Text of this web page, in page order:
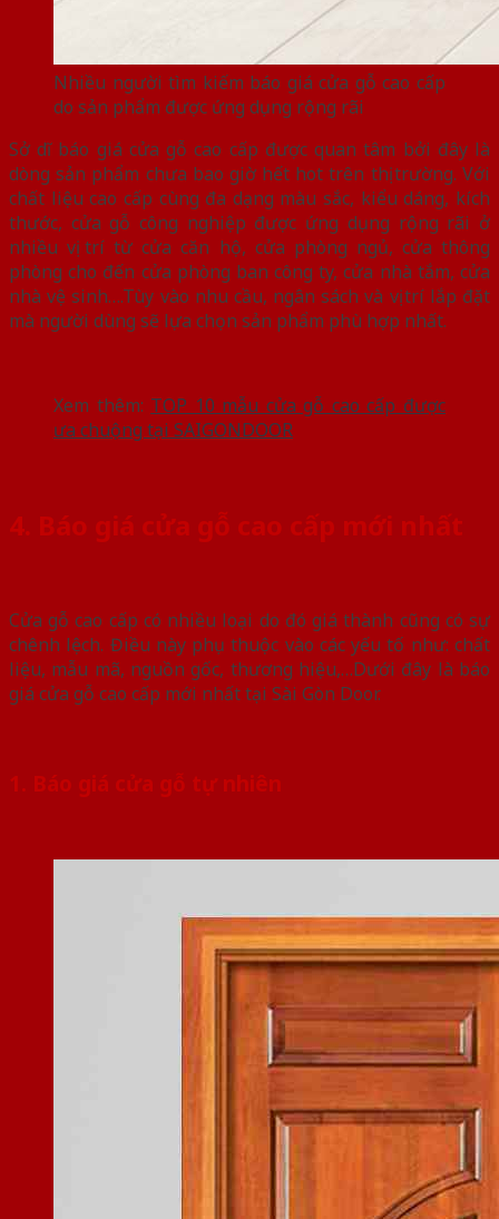
Nhiều người tìm kiếm báo giá cửa gỗ cao cấp
do sản phẩm được ứng dụng rộng rãi
Sở dĩ báo giá cửa gỗ cao cấp được quan tâm bởi đây là
dòng sản phẩm chưa bao giờ hết hot trên thị trường. Với
chất liệu cao cấp cùng đa dạng màu sắc, kiểu dáng, kích
thước, cửa gỗ công nghiệp được ứng dụng rộng rãi ở
nhiều vị trí từ cửa căn hộ, cửa phòng ngủ, cửa thông
phòng cho đến cửa phòng ban công ty, cửa nhà tắm, cửa
nhà vệ sinh….Tùy vào nhu cầu, ngân sách và vị trí lắp đặt
mà người dùng sẽ lựa chọn sản phẩm phù hợp nhất.
Xem thêm: TOP 10 mẫu cửa gỗ cao cấp được
ưa chuộng tại SAIGONDOOR
4. Báo giá cửa gỗ cao cấp mới nhất
Cửa gỗ cao cấp có nhiều loại do đó giá thành cũng có sự
chênh lệch. Điều này phụ thuộc vào các yếu tố như: chất
liệu, mẫu mã, nguồn gốc, thương hiệu,…Dưới đây là báo
giá cửa gỗ cao cấp mới nhất tại Sài Gòn Door.
1. Báo giá cửa gỗ tự nhiên